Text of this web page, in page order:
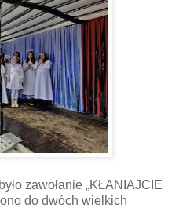
zawołanie „KŁANIAJCIE
do dwóch wielkich